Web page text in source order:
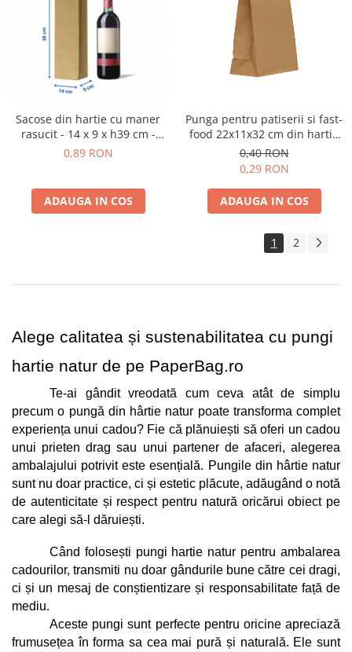
Sacose din hartie cu maner
rasucit - 14 x 9 x h39 cm -
NATUR
0,89 RON
ADAUGA IN COS
Punga pentru patiserii si fast-
food 22x11x32 cm din hartie
kraft
0,40 RON
0,29 RON
ADAUGA IN COS
1 2
Alege calitatea și sustenabilitatea cu pungi
hartie natur de pe PaperBag.ro
Te-ai gândit vreodată cum ceva atât de simplu
precum o pungă din hârtie natur poate transforma complet
experiența unui cadou? Fie că plănuiești să oferi un cadou
unui prieten drag sau unui partener de afaceri, alegerea
ambalajului potrivit este esențială. Pungile din hârtie natur
sunt nu doar practice, ci și estetic plăcute, adăugând o notă
de autenticitate și respect pentru natură oricărui obiect pe
care alegi să-l dăruiești.
Când folosești pungi hartie natur pentru ambalarea
cadourilor, transmiti nu doar gândurile bune către cei dragi,
ci și un mesaj de conștientizare și responsabilitate față de
mediu.
Aceste pungi sunt perfecte pentru oricine apreciază
frumusețea în forma sa cea mai pură și naturală. Ele sunt